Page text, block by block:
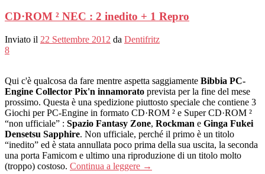
CD·ROM ² NEC : 2 inedito + 1 Repro
Inviato il 22 Settembre 2012 da Dentifritz
8
Qui c'è qualcosa da fare mentre aspetta saggiamente Bibbia PC-
Engine Collector Pix'n innamorato prevista per la fine del mese
prossimo. Questa è una spedizione piuttosto speciale che contiene 3
Giochi per PC-Engine in formato CD·ROM ² e Super CD·ROM ²
“non ufficiale” : Spazio Fantasy Zone, Rockman e Ginga Fukei
Densetsu Sapphire. Non ufficiale, perché il primo è un titolo
“inedito” ed è stata annullata poco prima della sua uscita, la seconda
una porta Famicom e ultimo una riproduzione di un titolo molto
(troppo) costoso. Continua a leggere →